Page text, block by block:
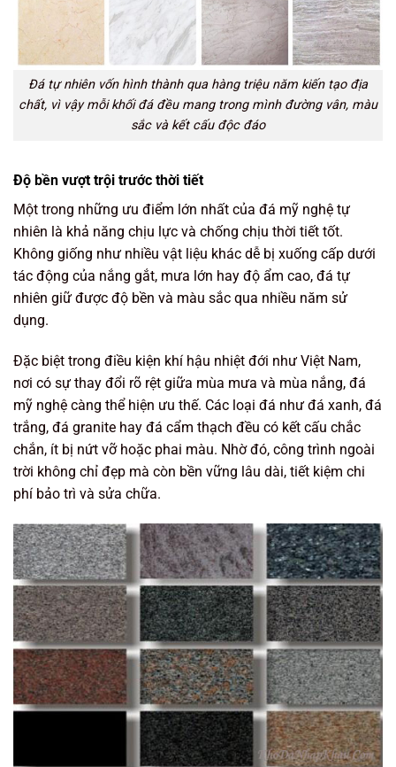
Đá tự nhiên vốn hình thành qua hàng triệu năm kiến tạo địa
chất, vì vậy mỗi khối đá đều mang trong mình đường vân, màu
sắc và kết cấu độc đáo
Độ bền vượt trội trước thời tiết
Một trong những ưu điểm lớn nhất của đá mỹ nghệ tự
nhiên là khả năng chịu lực và chống chịu thời tiết tốt.
Không giống như nhiều vật liệu khác dễ bị xuống cấp dưới
tác động của nắng gắt, mưa lớn hay độ ẩm cao, đá tự
nhiên giữ được độ bền và màu sắc qua nhiều năm sử
dụng.
Đặc biệt trong điều kiện khí hậu nhiệt đới như Việt Nam,
nơi có sự thay đổi rõ rệt giữa mùa mưa và mùa nắng, đá
mỹ nghệ càng thể hiện ưu thế. Các loại đá như đá xanh, đá
trắng, đá granite hay đá cẩm thạch đều có kết cấu chắc
chắn, ít bị nứt vỡ hoặc phai màu. Nhờ đó, công trình ngoài
trời không chỉ đẹp mà còn bền vững lâu dài, tiết kiệm chi
phí bảo trì và sửa chữa.